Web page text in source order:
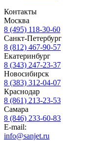
Контакты
Москва
8 (495) 118-30-60
Санкт-Петербург
8 (812) 467-90-57
Екатеринбург
8 (343) 247-23-37
Новосибирск
8 (383) 312-04-07
Краснодар
8 (861) 213-23-53
Самара
8 (846) 233-60-83
E-mail:
info@sanjet.ru